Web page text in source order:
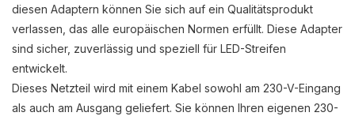
diesen Adaptern können Sie sich auf ein Qualitätsprodukt
verlassen, das alle europäischen Normen erfüllt. Diese Adapter
sind sicher, zuverlässig und speziell für LED-Streifen
entwickelt.
Dieses Netzteil wird mit einem Kabel sowohl am 230-V-Eingang
als auch am Ausgang geliefert. Sie können Ihren eigenen 230-